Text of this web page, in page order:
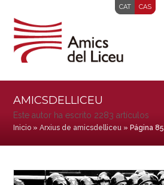
CAT CAS
AMICSDELLICEU
Este autor ha escrito 2283 artículos
Inicio »Arxius de amicsdelliceu » Página 85